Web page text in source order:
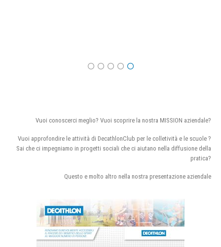
Vuoi conoscerci meglio? Vuoi scoprire la nostra MISSION aziendale?
Vuoi approfondire le attività di DecathlonClub per le colletività e le scuole ?
Sai che ci impegniamo in progetti sociali che ci aiutano nella diffusione della
pratica?
Questo e molto altro nella nostra presentazione aziendale